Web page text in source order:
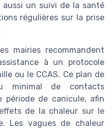
un suivi de la santé
régulières sur la prise
mairies recommandent
à un protocole
ou le CCAS. Ce plan de
minimal de contacts
période de canicule, afin
de la chaleur sur le
Les vagues de chaleur